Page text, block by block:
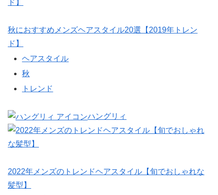
秋におすすめメンズヘアスタイル20選【2019年トレン
ド】
ヘアスタイル
秋
トレンド
ハングリィ
2022年メンズのトレンドヘアスタイル【旬でおしゃれな
髪型】